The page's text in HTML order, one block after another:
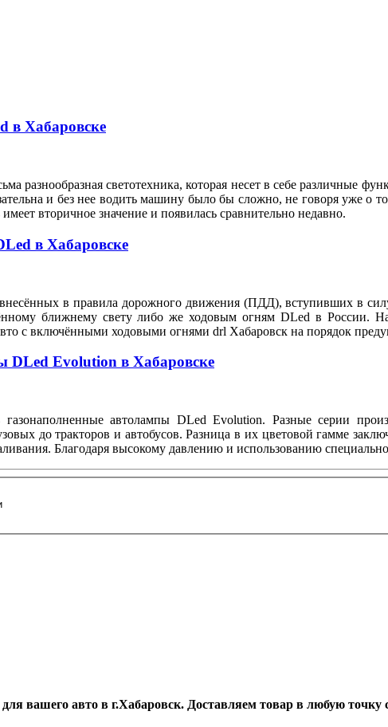
в Хабаровске
разнообразная светотехника, которая несет в себе различные
и без нее водить машину было бы сложно, не говоря уже о
вторичное значение и появилась сравнительно недавно.
в Хабаровске
в правила дорожного движения (ПДД), вступивших в
ближнему свету либо же ходовым огням DLed в России.
с включёнными ходовыми огнями drl Хабаровск на порядок
DLed Evolution в Хабаровске
автолампы DLed Evolution. Разные серии
до тракторов и автобусов. Разница в их цветовой гамме
Благодаря высокому давлению и использованию
вашего авто в г.Хабаровск. Доставляем товар в любую точку